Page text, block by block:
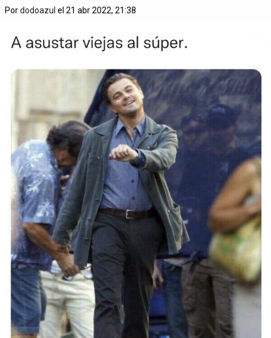
Pordodoazul el 21 abr 2022, 21:38